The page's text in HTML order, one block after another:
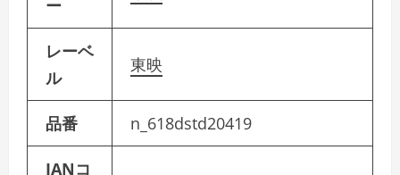
ー
レーベ
ル
東映
品番 n_618dstd20419
JANコ